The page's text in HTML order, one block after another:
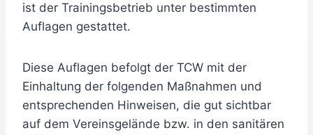
ist der Trainingsbetrieb unter bestimmten
Auflagen gestattet.
Diese Auflagen befolgt der TCW mit der
Einhaltung der folgenden Maßnahmen und
entsprechenden Hinweisen, die gut sichtbar
auf dem Vereinsgelände bzw. in den sanitären